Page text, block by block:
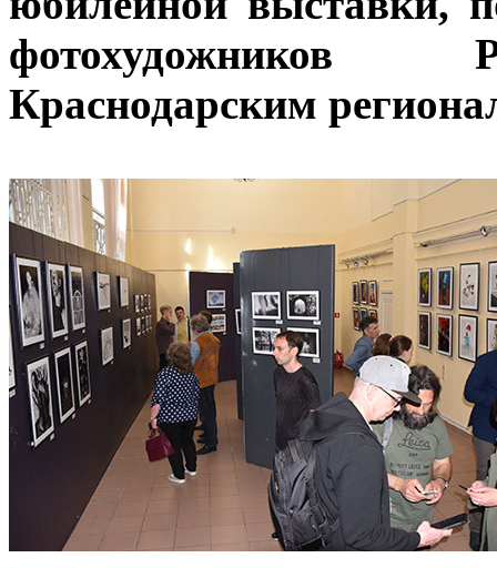
фотохудожников
Краснодарским